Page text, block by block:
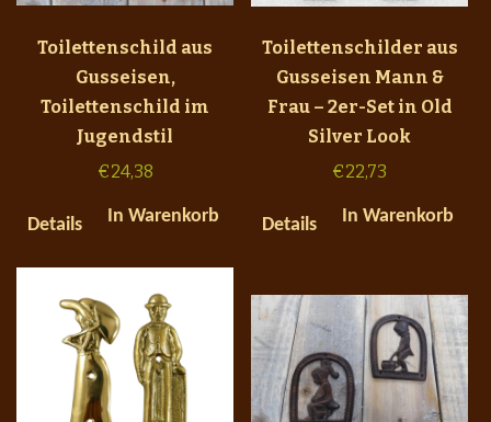
Toilettenschild aus
Gusseisen,
Toilettenschild im
Jugendstil
€24,38
Details In Warenkorb
Toilettenschilder aus
Gusseisen Mann &
Frau – 2er-Set in Old
Silver Look
€22,73
Details In Warenkorb